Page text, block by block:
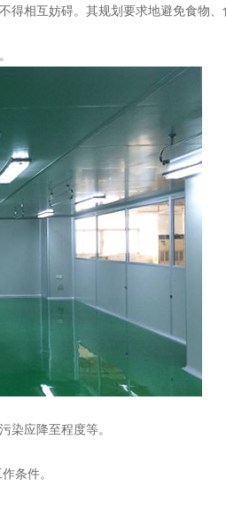
相互妨碍。其规划要求地避免食物、
染应降至程度等。
条件。